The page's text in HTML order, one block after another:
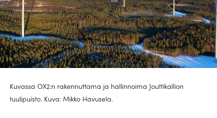
Kuvassa OX2:n rakennuttama ja hallinnoima Jouttikallion
tuulipuisto. Kuva: Mikko Havusela.